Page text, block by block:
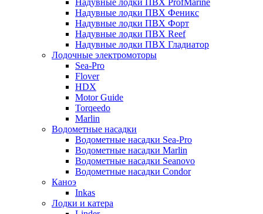
Надувные лодки ПВХ ProfMarine
Надувные лодки ПВХ Феникс
Надувные лодки ПВХ Форт
Надувные лодки ПВХ Reef
Надувные лодки ПВХ Гладиатор
Лодочные электромоторы
Sea-Pro
Flover
HDX
Motor Guide
Torqeedo
Marlin
Водометные насадки
Водометные насадки Sea-Pro
Водометные насадки Marlin
Водометные насадки Seanovo
Водометные насадки Condor
Каноэ
Inkas
Лодки и катера